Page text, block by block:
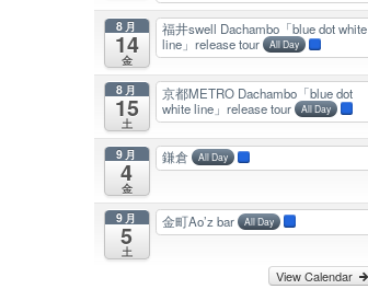
8月
14
金
福井swell Dachambo「blue dot white
line」release tour All Day
8月
15
土
京都METRO Dachambo「blue dot
white line」release tour All Day
9月
4
金
鎌倉 All Day
9月
5
土
金町Ao’z bar All Day
View Calendar